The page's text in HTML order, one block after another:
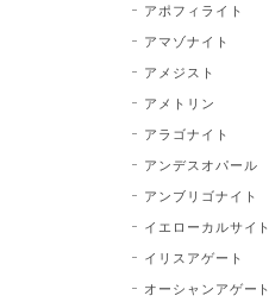
アポフィライト
アマゾナイト
アメジスト
アメトリン
アラゴナイト
アンデスオパール
アンブリゴナイト
イエローカルサイト
イリスアゲート
オーシャンアゲート